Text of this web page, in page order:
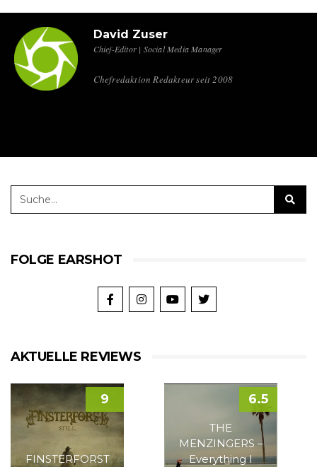
David Zuser
Chief-Editor | Social Media Manager
Chefredaktion Redakteur seit 2008
FOLGE EARSHOT
AKTUELLE REVIEWS
FINSTERFORST
9
THE
MENZINGERS –
Everything I
6.5